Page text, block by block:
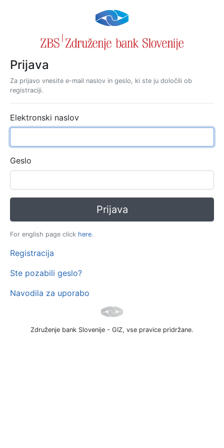
Prijava
Za prijavo vnesite e-mail naslov in geslo, ki ste ju določili ob
registraciji.
Elektronski naslov
Geslo
For english page click here.
Registracija
Ste pozabili geslo?
Navodila za uporabo
Združenje bank Slovenije - GIZ, vse pravice pridržane.